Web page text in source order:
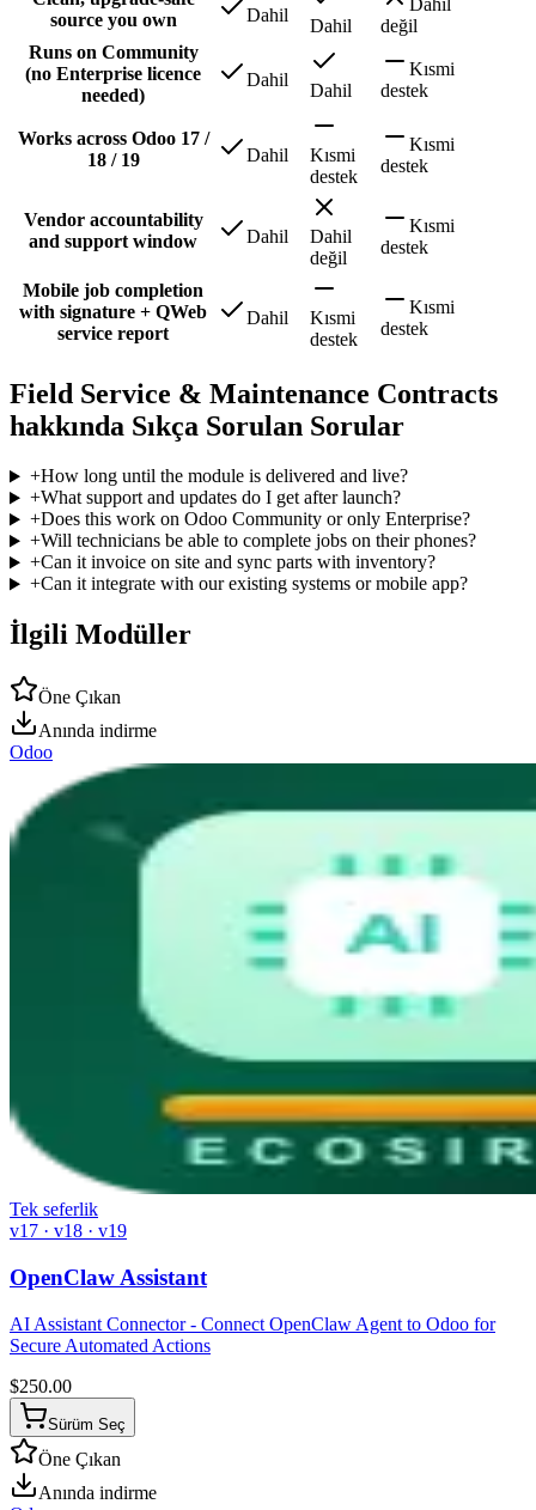
source you own
Dahil
Dahil
değil
Runs on Community
(no Enterprise licence
needed)
Dahil
Dahil
Kısmi
destek
Works across Odoo 17 /
18 / 19
Dahil
Kısmi
destek
Kısmi
destek
Vendor accountability
and support window
Dahil
Dahil
değil
Kısmi
destek
Mobile job completion
with signature + QWeb
service report
Dahil
Kısmi
destek
Kısmi
destek
Field Service & Maintenance Contracts
hakkında Sıkça Sorulan Sorular
+How long until the module is delivered and live?
+What support and updates do I get after launch?
+Does this work on Odoo Community or only Enterprise?
+Will technicians be able to complete jobs on their phones?
+Can it invoice on site and sync parts with inventory?
+Can it integrate with our existing systems or mobile app?
İlgili Modüller
Öne Çıkan
Anında indirme
Odoo
Tek seferlik
v17 · v18 · v19
OpenClaw Assistant
AI Assistant Connector - Connect OpenClaw Agent to Odoo for
Secure Automated Actions
$250.00
Sürüm Seç
Öne Çıkan
Anında indirme